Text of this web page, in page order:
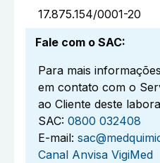
17.875.154/0001-20
Fale com o SAC:
Para mais
em contato com o
ao Cliente deste
SAC: 0800 032408
E-mail:
Canal Anvisa VigiMed